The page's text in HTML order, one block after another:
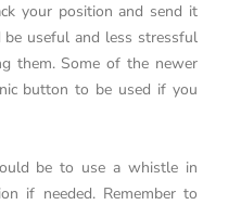
your position and send it
useful and less stressful
them. Some of the newer
button to be used if you
be to use a whistle in
if needed. Remember to